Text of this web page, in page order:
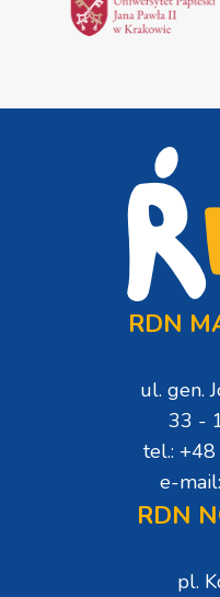
RDN
ul. gen.
33 -
tel.:
e-
RDN
pl.